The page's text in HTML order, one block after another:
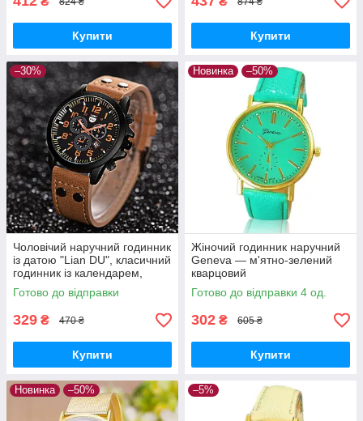
Купити Купити
–30%
Чоловічий наручний годинник
із датою "Lian DU", класичний
годинник із календарем,
коричневий чоловічий
годинник
Готово до відправки
329 ₴ 470 ₴
Купити
Новинка –50%
Жіночий годинник наручний
Geneva — м'ятно-зелений
кварцовий
Готово до відправки 4 од.
302 ₴ 605 ₴
Купити
Новинка –50% –5%